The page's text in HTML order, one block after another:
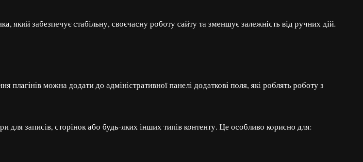
забезпечує стабільну, своєчасну роботу сайту та зменшує залежність від ручних дій.
плагінів можна додати до адміністративної панелі додаткові поля, які роблять роботу з
для записів, сторінок або будь-яких інших типів контенту. Це особливо корисно для: